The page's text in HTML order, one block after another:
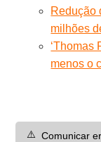
Redução
milhões
‘Thomas
menos o
⚠️ Comunicar